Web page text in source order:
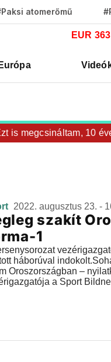
atomerőmű
EUR
Európa
is megcsináltam, 10
2022. augusztus 23. -
szakít
1
háborúval
Oroszországban –
a Sport